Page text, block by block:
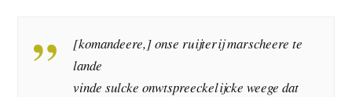
[komandeere,] onse ruijterij marscheere te
lande
vinde sulcke onwtspreeckelijcke weege dat